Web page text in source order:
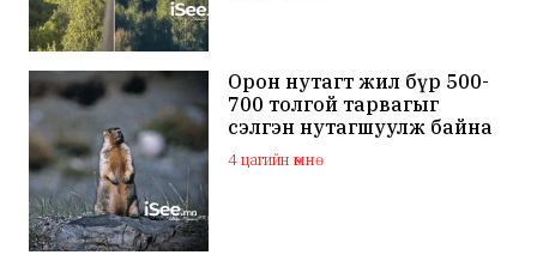
Орон нутагт жил бүр 500-
700 толгой тарвагыг
сэлгэн нутагшуулж байна
4 цагийн өмнө